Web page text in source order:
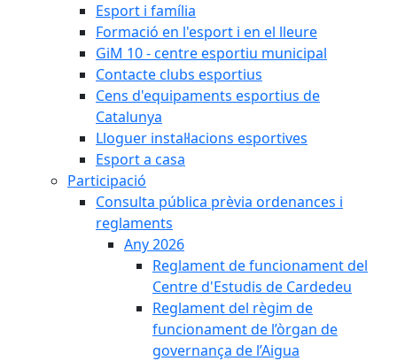
Esport i família
Formació en l'esport i en el lleure
GiM 10 - centre esportiu municipal
Contacte clubs esportius
Cens d'equipaments esportius de
Catalunya
Lloguer instal·lacions esportives
Esport a casa
Participació
Consulta pública prèvia ordenances i
reglaments
Any 2026
Reglament de funcionament del
Centre d'Estudis de Cardedeu
Reglament del règim de
funcionament de l’òrgan de
governança de l’Aigua